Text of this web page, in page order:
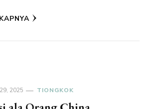
2025 TIONGKOK